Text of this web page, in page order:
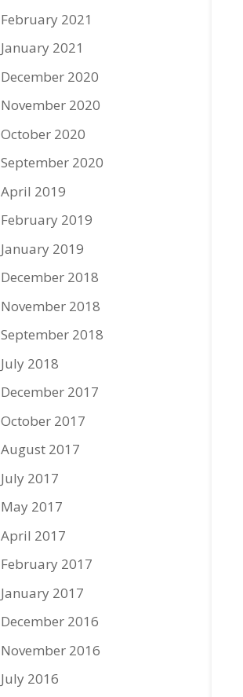
February 2021
January 2021
December 2020
November 2020
October 2020
September 2020
April 2019
February 2019
January 2019
December 2018
November 2018
September 2018
July 2018
December 2017
October 2017
August 2017
July 2017
May 2017
April 2017
February 2017
January 2017
December 2016
November 2016
July 2016